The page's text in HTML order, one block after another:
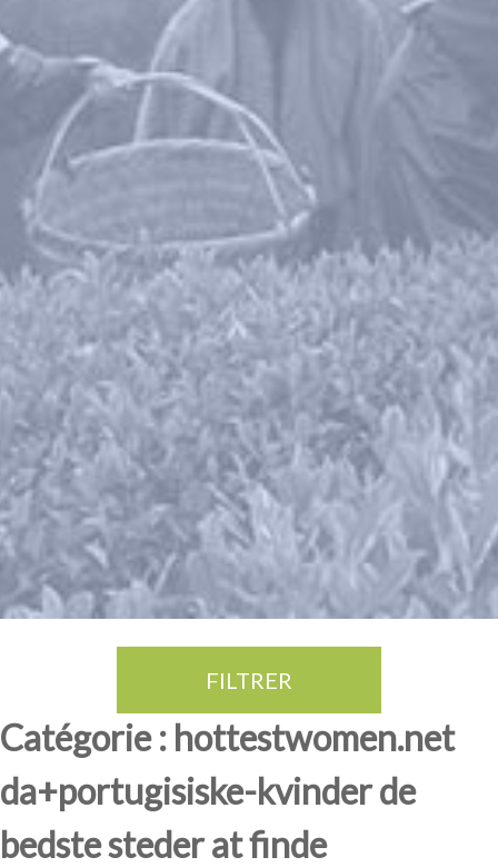
FILTRER
Catégorie : hottestwomen.net
da+portugisiske-kvinder de
bedste steder at finde